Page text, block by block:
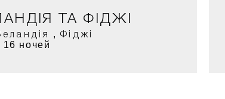
, Фіджі
16 ночей
ТА ФІДЖІ